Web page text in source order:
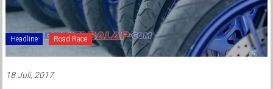
Headline Road Race
18 Juli, 2017